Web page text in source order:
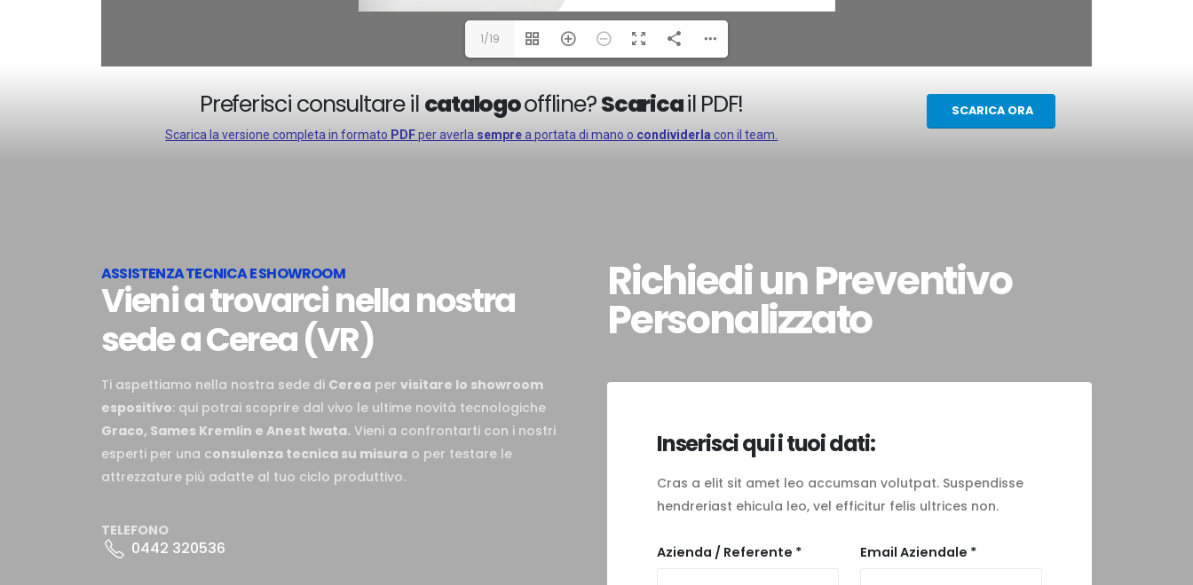
1/19
Preferisci consultare il catalogooffline?Scaricail PDF!
Scarica la versione completa in formato PDFper averla semprea portata di mano o condividerla con il team.
SCARICA ORA
ASSISTENZA TECNICA E SHOWROOM
Vieni a trovarci nella nostra
sede a Cerea (VR)
Ti aspettiamo nella nostra sede di Cerea per visitare lo showroom
espositivo: qui potrai scoprire dal vivo le ultime novità tecnologiche
Graco, Sames Kremlin e Anest Iwata. Vieni a confrontarti con i nostri
esperti per una consulenza tecnica su misura o per testare le
attrezzature più adatte al tuo ciclo produttivo.
TELEFONO
0442 320536
Richiedi un Preventivo
Personalizzato
Inserisci qui i tuoi dati:
Cras a elit sit amet leo accumsan volutpat. Suspendisse
hendreriast ehicula leo, vel efficitur felis ultrices non.
Azienda / Referente * Email Aziendale *